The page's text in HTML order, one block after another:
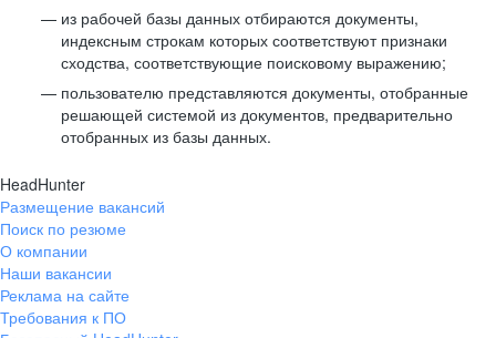
из рабочей базы данных отбираются документы,
индексным строкам которых соответствуют признаки
сходства, соответствующие поисковому выражению;
пользователю представляются документы, отобранные
решающей системой из документов, предварительно
отобранных из базы данных.
HeadHunter
Размещение вакансий
Поиск по резюме
О компании
Наши вакансии
Реклама на сайте
Требования к ПО